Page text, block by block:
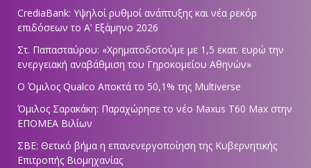
CrediaBank: Υψηλοί ρυθμοί ανάπτυξης και νέα ρεκόρ
επιδόσεων το Α’ Εξάμηνο 2026
Στ. Παπασταύρου: «Χρηματοδοτούμε με 1,5 εκατ. ευρώ την
ενεργειακή αναβάθμιση του Γηροκομείου Αθηνών»
Ο Όμιλος Qualco Αποκτά το 50,1% της Multiverse
Όμιλος Σαρακάκη: Παραχώρησε το νέο Maxus T60 Max στην
ΕΠΟΜΕΑ Βιλίων
ΣΒΕ: Θετικό βήμα η επανενεργοποίηση της Κυβερνητικής
Επιτροπής Βιομηχανίας